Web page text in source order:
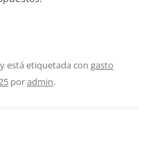
y está etiquetada con gasto
poradmin.